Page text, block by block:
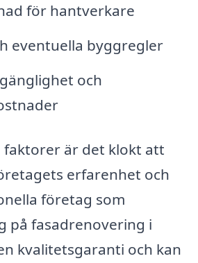
för hantverkare
eventuella byggregler
och
faktorer är det klokt att
erfarenhet och
företag som
på fasadrenovering i
kvalitetsgaranti och kan